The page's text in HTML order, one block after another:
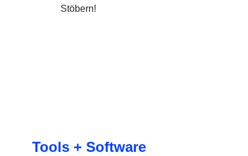
Stöbern!
Tools + Software